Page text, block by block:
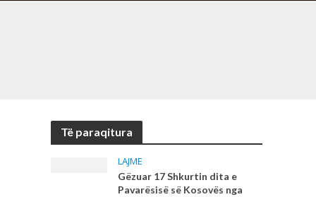
Të paraqitura
LAJME
Gëzuar 17 Shkurtin dita e
Pavarësisë së Kosovës nga